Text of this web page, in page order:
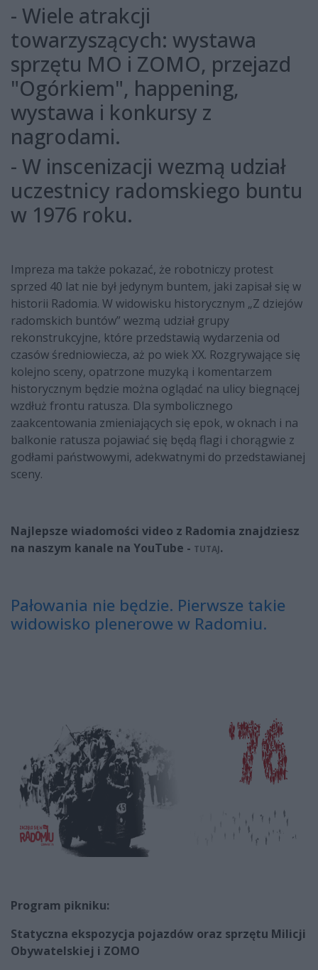
- Wiele atrakcji
towarzyszących: wystawa
sprzętu MO i ZOMO, przejazd
"Ogórkiem", happening,
wystawa i konkursy z
nagrodami.
- W inscenizacji wezmą udział
uczestnicy radomskiego buntu
w 1976 roku.
Impreza ma także pokazać, że robotniczy protest
sprzed 40 lat nie był jedynym buntem, jaki zapisał się w
historii Radomia. W widowisku historycznym „Z dziejów
radomskich buntów” wezmą udział grupy
rekonstrukcyjne, które przedstawią wydarzenia od
czasów średniowiecza, aż po wiek XX. Rozgrywające się
kolejno sceny, opatrzone muzyką i komentarzem
historycznym będzie można oglądać na ulicy biegnącej
wzdłuż frontu ratusza. Dla symbolicznego
zaakcentowania zmieniających się epok, w oknach i na
balkonie ratusza pojawiać się będą flagi i chorągwie z
godłami państwowymi, adekwatnymi do przedstawianej
sceny.
Najlepsze wiadomości video z Radomia znajdziesz
na naszym kanale na YouTube - TUTAJ.
Pałowania nie będzie. Pierwsze takie
widowisko plenerowe w Radomiu.
Program pikniku:
Statyczna ekspozycja pojazdów oraz sprzętu Milicji
Obywatelskiej i ZOMO